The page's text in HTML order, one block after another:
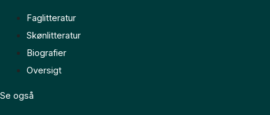
Faglitteratur
Skønlitteratur
Biografier
Oversigt
Se også